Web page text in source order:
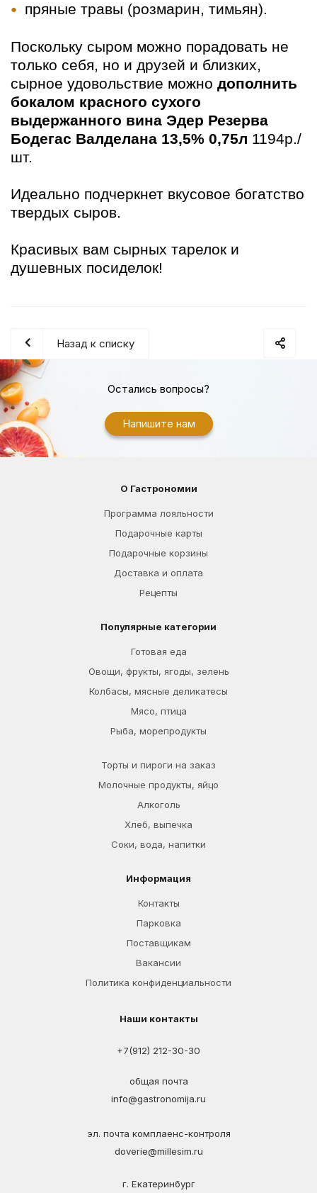
пряные травы (розмарин, тимьян).
Поскольку сыром можно порадовать не
только себя, но и друзей и близких,
сырное удовольствие можно дополнить
бокалом красного сухого
выдержанного вина Эдер Резерва
Бодегас Валделана 13,5% 0,75л 1194р./
шт.
Идеально подчеркнет вкусовое богатство
твердых сыров.
Красивых вам сырных тарелок и
душевных посиделок!
Назад к списку
Остались вопросы?
Напишите нам
О Гастрономии
Программа лояльности
Подарочные карты
Подарочные корзины
Доставка и оплата
Рецепты
Популярные категории
Готовая еда
Овощи, фрукты, ягоды, зелень
Колбасы, мясные деликатесы
Мясо, птица
Рыба, морепродукты
Торты и пироги на заказ
Молочные продукты, яйцо
Алкоголь
Хлеб, выпечка
Соки, вода, напитки
Информация
Контакты
Парковка
Поставщикам
Вакансии
Политика конфиденциальности
Наши контакты
+7(912) 212-30-30
общая почта
info@gastronomija.ru
эл. почта комплаенс-контроля
doverie@millesim.ru
г. Екатеринбург